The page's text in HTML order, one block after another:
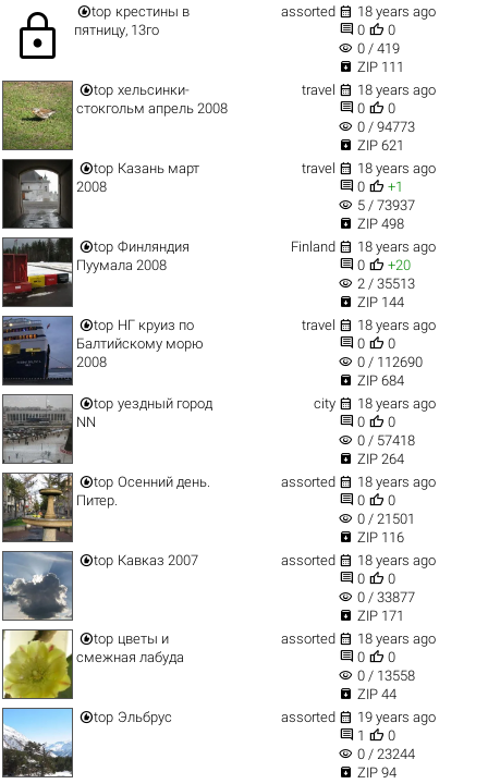
lock top крестины в
пятницу, 13го
assorted  18 years ago
 0  0
visibility 0 / 419
 ZIP 111
top хельсинки-
стокгольм апрель 2008
travel  18 years ago
 0  0
visibility 0 / 94773
 ZIP 621
top Казань март
2008
travel  18 years ago
 0  +1
visibility 5 / 73937
 ZIP 498
top Финляндия
Пуумала 2008
Finland  18 years ago
 0  +20
visibility 2 / 35513
 ZIP 144
top НГ круиз по
Балтийскому морю
2008
travel  18 years ago
 0  0
visibility 0 / 112690
 ZIP 684
top уездный город
NN
city  18 years ago
 0  0
visibility 0 / 57418
 ZIP 264
top Осенний день.
Питер.
assorted  18 years ago
 0  0
visibility 0 / 21501
 ZIP 116
top Кавказ 2007 assorted  18 years ago
 0  0
visibility 0 / 33877
 ZIP 171
top цветы и
смежная лабуда
assorted  18 years ago
 0  0
visibility 0 / 13558
 ZIP 44
top Эльбрус assorted  19 years ago
 1  0
visibility 0 / 23244
 ZIP 94